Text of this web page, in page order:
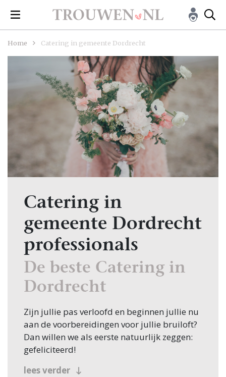
Home Catering in gemeente Dordrecht
Catering in
gemeente Dordrecht
professionals
De beste Catering in
Dordrecht
Zijn jullie pas verloofd en beginnen jullie nu
aan de voorbereidingen voor jullie bruiloft?
Dan willen we als eerste natuurlijk zeggen:
gefeliciteerd!
Veel bruidsparen beginnen hun zoektocht
lees verder